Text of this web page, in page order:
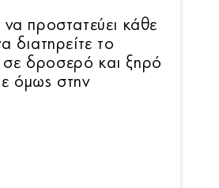
προστατεύει κάθε
διατηρείτε το
σε δροσερό και ξηρό
όμως στην